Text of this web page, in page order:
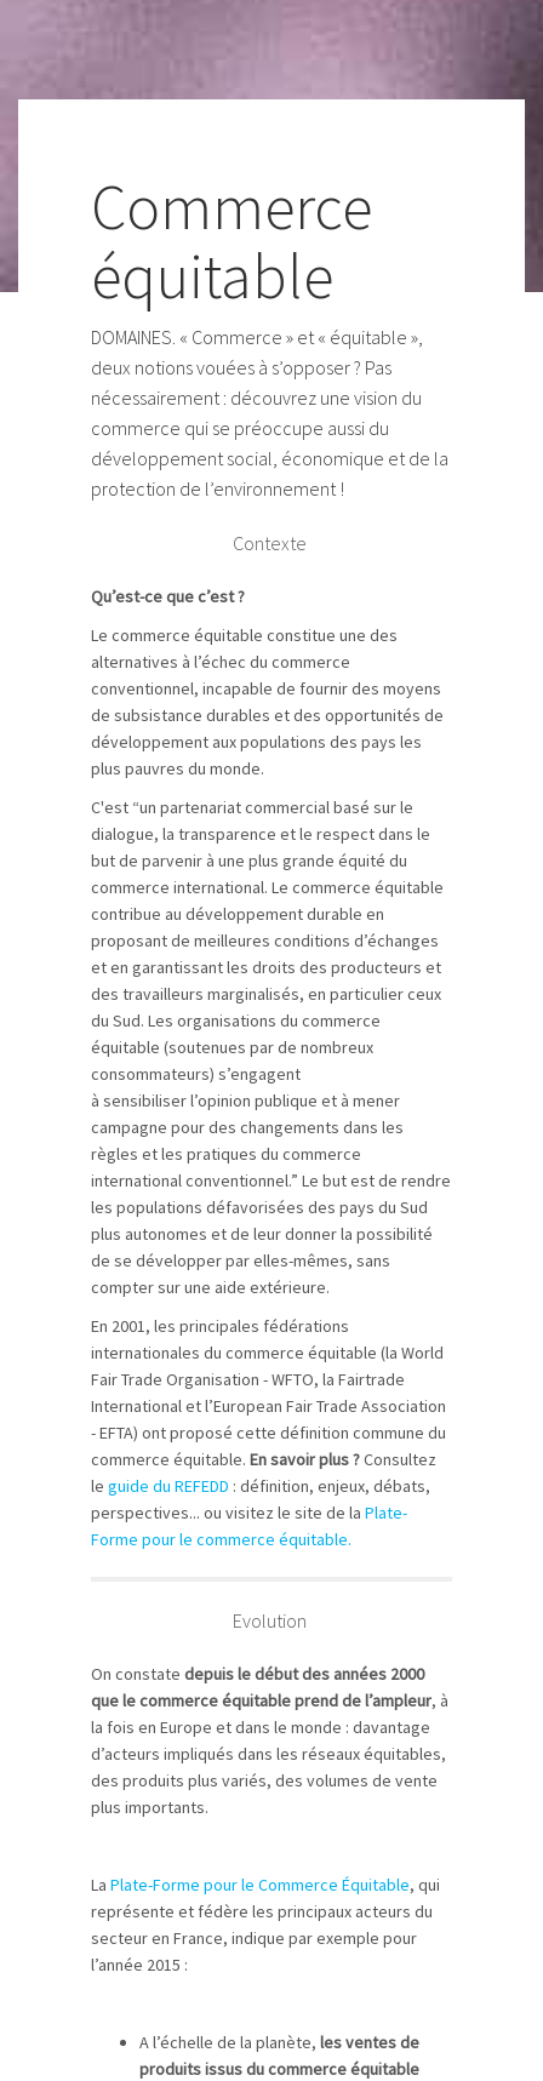
Commerce
équitable
DOMAINES. « Commerce » et « équitable »,
deux notions vouées à s’opposer ? Pas
nécessairement : découvrez une vision du
commerce qui se préoccupe aussi du
développement social, économique et de la
protection de l’environnement !
Contexte
Qu’est-ce que c’est ?
Le commerce équitable constitue une des
alternatives à l’échec du commerce
conventionnel, incapable de fournir des moyens
de subsistance durables et des opportunités de
développement aux populations des pays les
plus pauvres du monde.
C'est “un partenariat commercial basé sur le
dialogue, la transparence et le respect dans le
but de parvenir à une plus grande équité du
commerce international. Le commerce équitable
contribue au développement durable en
proposant de meilleures conditions d’échanges
et en garantissant les droits des producteurs et
des travailleurs marginalisés, en particulier ceux
du Sud. Les organisations du commerce
équitable (soutenues par de nombreux
consommateurs) s’engagent
à sensibiliser l’opinion publique et à mener
campagne pour des changements dans les
règles et les pratiques du commerce
international conventionnel.” Le but est de rendre
les populations défavorisées des pays du Sud
plus autonomes et de leur donner la possibilité
de se développer par elles-mêmes, sans
compter sur une aide extérieure.
En 2001, les principales fédérations
internationales du commerce équitable (la World
Fair Trade Organisation - WFTO, la Fairtrade
International et l’European Fair Trade Association
- EFTA) ont proposé cette définition commune du
commerce équitable. En savoir plus ?Consultez
le guide du REFEDD : définition, enjeux, débats,
perspectives... ou visitez le site de la Plate-
Forme pour le commerce équitable.
Evolution
On constate depuis le début des années 2000
que le commerce équitable prend de l’ampleur, à
la fois en Europe et dans le monde : davantage
d’acteurs impliqués dans les réseaux équitables,
des produits plus variés, des volumes de vente
plus importants.
La Plate-Forme pour le Commerce Équitable, qui
représente et fédère les principaux acteurs du
secteur en France, indique par exemple pour
l’année 2015 :
A l’échelle de la planète, les ventes de
produits issus du commerce équitable